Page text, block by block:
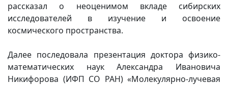
рассказал о неоценимом вкладе сибирских
исследователей в изучение и освоение
космического пространства.
Далее последовала презентация доктора физико-
математических наук Александра Ивановича
Никифорова (ИФП СО РАН) «Молекулярно-лучевая